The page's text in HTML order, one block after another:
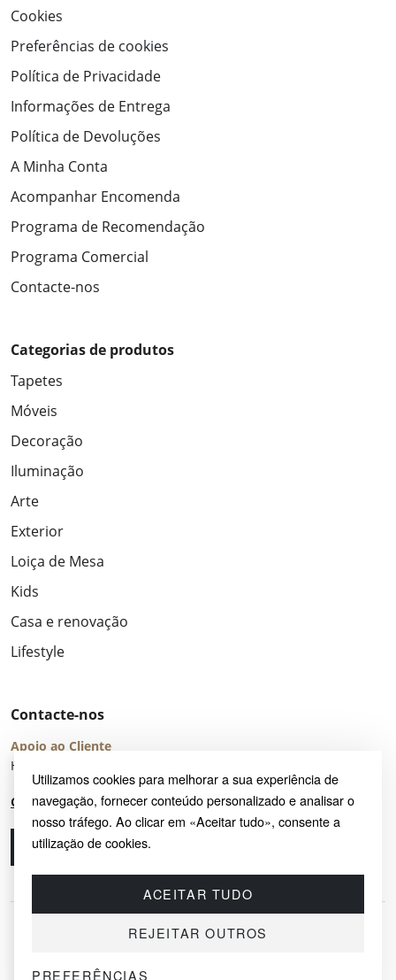
Utilizamos cookies para melhorar a sua experiência de
navegação, fornecer conteúdo personalizado e analisar o
nosso tráfego. Ao clicar em «Aceitar tudo», consente a
utilização de cookies.
ACEITAR TUDO
REJEITAR OUTROS
PREFERÊNCIAS
Cookies
Preferências de cookies
Política de Privacidade
Informações de Entrega
Política de Devoluções
A Minha Conta
Acompanhar Encomenda
Programa de Recomendação
Programa Comercial
Contacte-nos
Categorias de produtos
Tapetes
Móveis
Decoração
Iluminação
Arte
Exterior
Loiça de Mesa
Kids
Casa e renovação
Lifestyle
Contacte-nos
Apoio ao Cliente
Horário de Atendimento: seg – sex 8:00 – 16:00 (UTC+2)
Centro de Ajuda
Ligue-nos
© 2026 SAYRUG OÜ · KESKLINNA LINNAOSA, AHTRI TN 12, 10151, TALLINN,